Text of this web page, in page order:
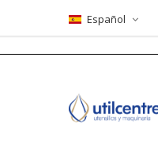
Español